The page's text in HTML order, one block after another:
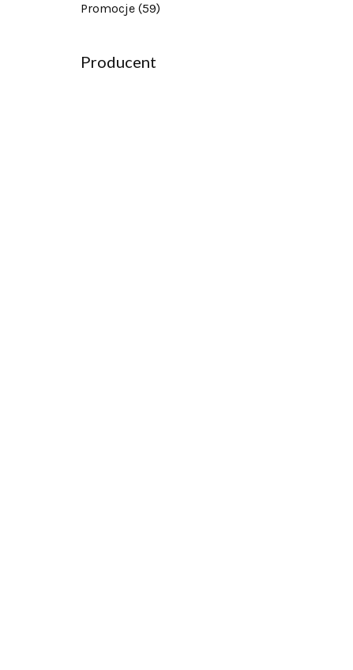
Promocje (59)
Producent